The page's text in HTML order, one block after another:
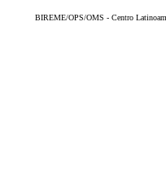
BIREME/OPS/OMS - Centro